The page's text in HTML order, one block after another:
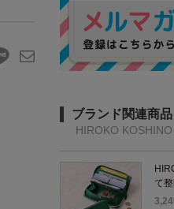
ブランド関連商品
HIROKO KOSHINO
て